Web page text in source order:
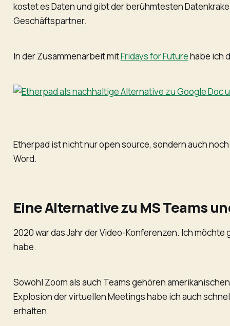
kostet es Daten und gibt der berühmtesten
Geschäftspartner.
In der Zusammenarbeit mitFridays for Futurehabe ich
Etherpad ist nicht nur open source, sondern auch
Word.
Eine Alternative zu MS Teams
2020 war das Jahr der Video-Konferenzen. Ich
habe.
Sowohl Zoom als auch Teams gehören
Explosion der virtuellen Meetings habe ich auch
erhalten.